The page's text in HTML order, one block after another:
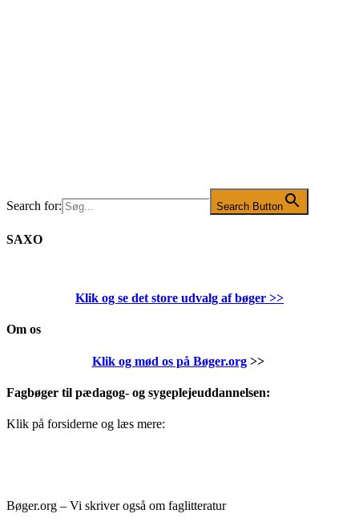
Search for: Search Button
SAXO
Klik og se det store udvalg af bøger >>
Om os
Klik og mød os på Bøger.org>>
Fagbøger til pædagog- og sygeplejeuddannelsen:
Klik på forsiderne og læs mere:
Bøger.org – Vi skriver også om faglitteratur